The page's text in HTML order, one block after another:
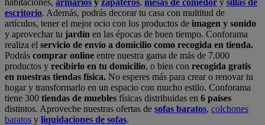
escritorio. Además, podrás decorar tu casa con multitud de
artículos, tener el mejor ocio con los productos de imagen y sonido
y aprovechar tu jardín en las épocas de buen tiempo. Conforama
realiza el servicio de envío a domicilio como recogida en tienda.
Podrás comprar online entre nuestra gama de más de 7.000
productos y recibirlo en tu domicilio, o bien con recogida gratis
en nuestras tiendas física. No esperes más para crear o renovar tu
hogar y transformarlo en un espacio con mucho estilo. Conforama
tiene 300 tiendas de muebles físicas distribuidas en 6 países
distintos. Aproveche nuestras ofertas de sofas baratos, colchones
baratos y liquidaciones de sofas.